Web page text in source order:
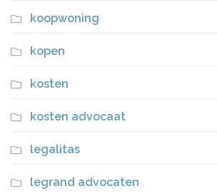
koopwoning
kopen
kosten
kosten advocaat
legalitas
legrand advocaten